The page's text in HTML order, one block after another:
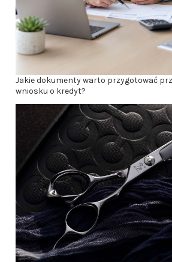
Jakie dokumenty warto przygotować
wniosku o kredyt?